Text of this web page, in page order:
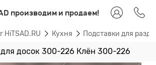
производим и продаем!
HiTSAD.RU Кухня Подставки для
досок 300-226 Клён 300-226